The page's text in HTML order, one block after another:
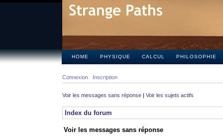
HOME PHYSIQUE CALCUL PHILOSOPHIE
Connexion Inscription
Voir les messages sans réponse | Voir les sujets actifs
Index du forum
Voir les messages sans réponse